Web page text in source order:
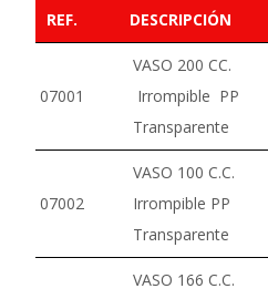
REF. DESCRIPCIÓN
07001
VASO 200 CC.
Irrompible PP
Transparente
07002
VASO 100 C.C.
Irrompible PP
Transparente
VASO 166 C.C.